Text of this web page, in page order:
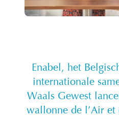
Enabel, het
internationale
Waals Gewest
wallonne de l’Air